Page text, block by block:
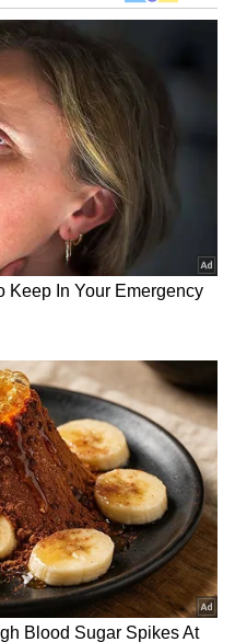
ಕಾಂಗ್ರೆಸ್ಸಿಗೆ ಹೆಚ್ಚು ಅಡ್ಡಮತ
ಬಂದಿದ್ದು ಬೆಳಗಾವಿಯಿಂದ! 4-5
ಮತ ನಿರೀಕ್ಷಿಸಿದ್ದ ಕೈಗೆ ಸಿಕ್ಕಿದ್ದು
ಭರ್ಜರಿ 11!